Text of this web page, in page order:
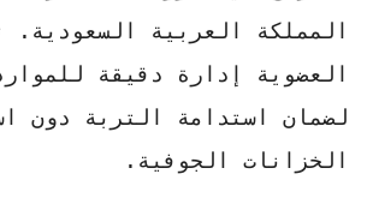
المملكة العربية السعودية.
العضوية إدارة دقيقة
لضمان استدامة التربة دون
الخزانات الجوفية.